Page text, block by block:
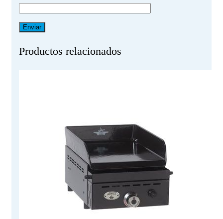
Productos relacionados